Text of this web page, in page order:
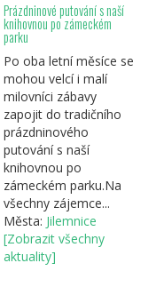
Prázdninové putování s naší
knihovnou po zámeckém
parku
Po oba letní měsíce se
mohou velcí i malí
milovníci zábavy
zapojit do tradičního
prázdninového
putování s naší
knihovnou po
zámeckém parku.Na
všechny zájemce...
Města: Jilemnice
[Zobrazit všechny
aktuality]